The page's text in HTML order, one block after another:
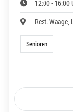
12:00 - 16:00
Rest. Waage,
Senioren